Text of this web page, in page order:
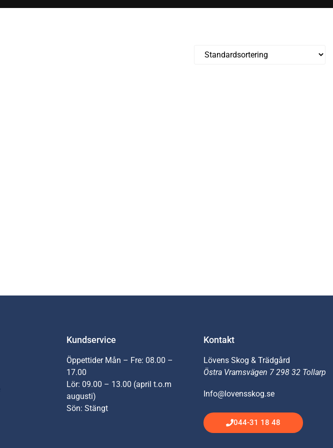
Kundservice
Öppettider Mån – Fre: 08.00 –
17.00
Lör: 09.00 – 13.00 (april t.o.m
augusti)
Sön: Stängt
Kontakt
Lövens Skog & Trädgård
Östra Vramsvägen 7 298 32 Tollarp
Info@lovensskog.se
044-31 18 48